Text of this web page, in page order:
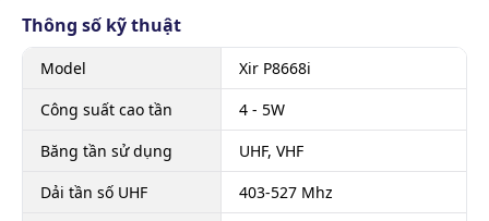
Thông số kỹ thuật
Model
Xir P8668i
Công suất cao tần
4 - 5W
Băng tần sử dụng
UHF, VHF
Dải tần số UHF
403-527 Mhz